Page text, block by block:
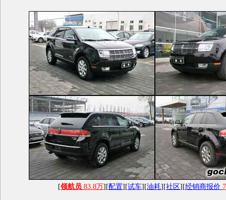
[领航员 83.8万][配置][试车][油耗][社区][经销商报价